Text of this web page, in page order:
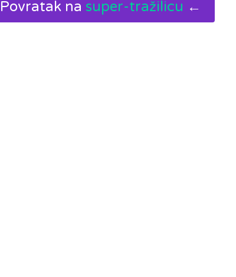
na super-tražilicu ←